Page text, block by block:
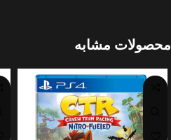
محصولات مشابه